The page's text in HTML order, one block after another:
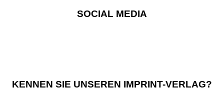
SOCIAL MEDIA
KENNEN SIE UNSEREN IMPRINT-VERLAG?